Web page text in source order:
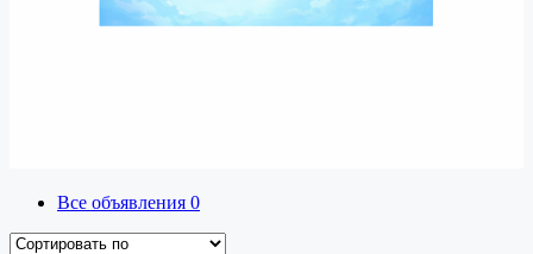
Все объявления 0